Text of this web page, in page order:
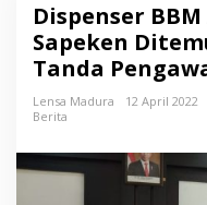
s
p
e
n
s
B
B
Dispenser BBM
Sapeken
Tanda
Lensa Madura
12 April 2022
Berita